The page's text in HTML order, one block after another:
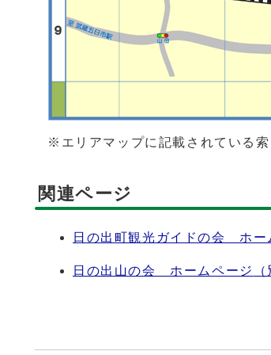
※エリアマップに記載されている
関連ページ
日の出町観光ガイドの会 ホー
日の出山の会 ホームページ